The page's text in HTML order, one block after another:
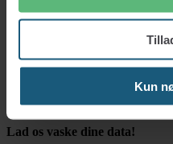
Kun
Get started
Lad os vaske dine data!